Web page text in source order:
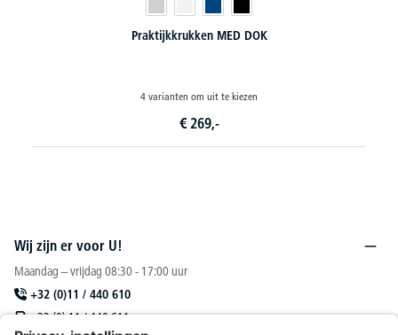
Praktijkkrukken MED DOK
4 varianten om uit te kiezen
Wij zijn er voor U!
Maandag – vrijdag 08:30 - 17:00 uur
+32 (0)11 / 440 610
+32 (0) 11 / 440 611